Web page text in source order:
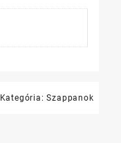
Kategória:Szappanok